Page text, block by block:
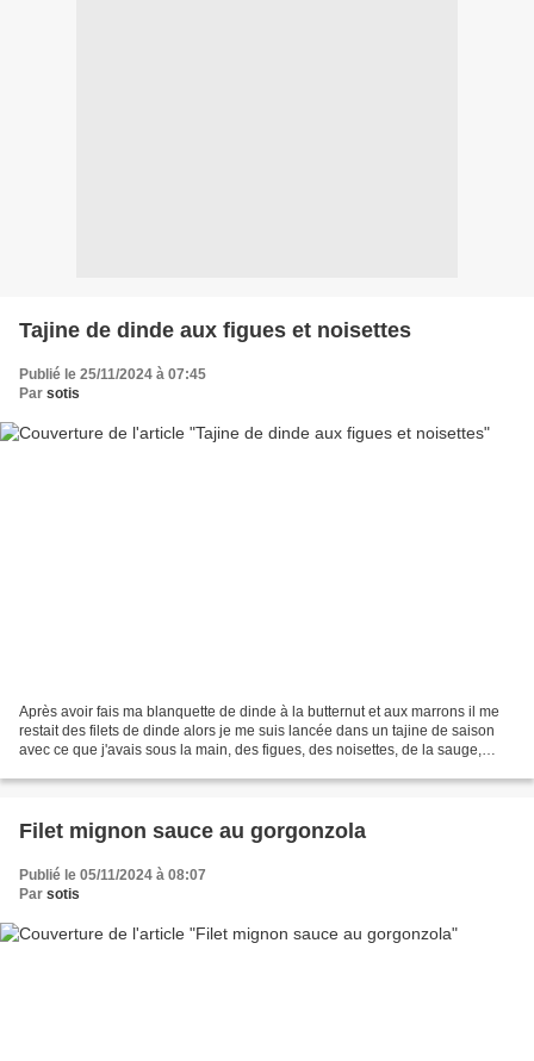
Tajine de dinde aux figues et noisettes
Publié le 25/11/2024 à 07:45
Par sotis
Après avoir fais ma blanquette de dinde à la butternut et aux marrons il me
restait des filets de dinde alors je me suis lancée dans un tajine de saison
avec ce que j'avais sous la main, des figues, des noisettes, de la sauge,
Filet mignon sauce au gorgonzola
Publié le 05/11/2024 à 08:07
Par sotis